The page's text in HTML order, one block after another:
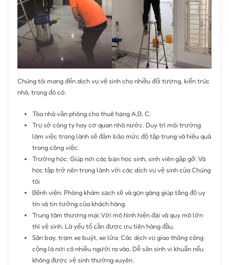
Chúng tôi mang đến dịch vụ vệ sinh cho nhiều đối tượng, kiến trúc
nhà, trong đó có:
Tòa nhà văn phòng cho thuê hạng A,B, C.
Trụ sở công ty hay cơ quan nhà nước. Duy trì môi trường
làm việc trong lành sẽ đảm bảo mức độ tập trung và hiệu quả
trong công việc.
Trường học: Giúp nơi các bạn học sinh, sinh viên gặp gỡ. Và
học tập trở nên trong lành với các dịch vụ vệ sinh của Chúng
tôi
Bệnh viện: Phòng khám sạch sẽ và gọn gàng giúp tăng độ uy
tín và tin tưởng của khách hàng.
Trung tâm thương mại: Với mô hình hiện đại và quy mô lớn
thì vệ sinh. Là yếu tố cần được ưu tiên hàng đầu.
Sân bay, trạm xe buýt, xe lửa: Các dịch vụ giao thông công
cộng là nơi có nhiều người ra vào. Dễ sản sinh vi khuẩn nếu
không được vệ sinh thường xuyên.